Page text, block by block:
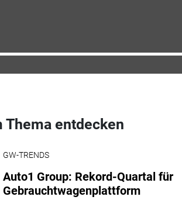
Thema entdecken
GW-TRENDS
Auto1 Group: Rekord-Quartal für
Gebrauchtwagenplattform